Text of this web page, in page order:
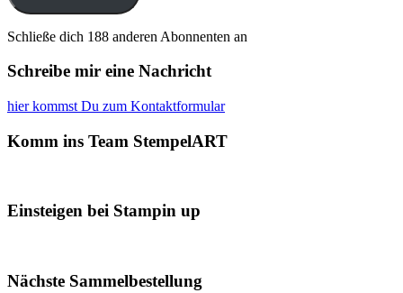
Schließe dich 188 anderen Abonnenten an
Schreibe mir eine Nachricht
hier kommst Du zum Kontaktformular
Komm ins Team StempelART
Einsteigen bei Stampin up
Nächste Sammelbestellung